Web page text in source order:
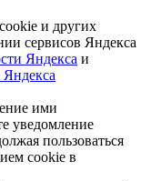
и других
сервисов Яндекса
Яндекса и
ими
уведомление
пользоваться
cookie в